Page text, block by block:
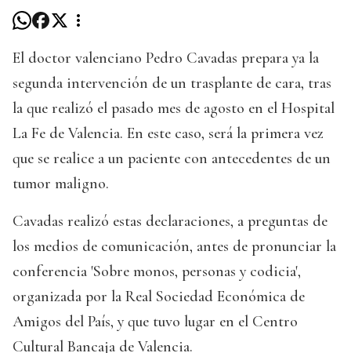
El doctor valenciano Pedro Cavadas prepara ya la
segunda intervención de un trasplante de cara, tras
la que realizó el pasado mes de agosto en el Hospital
La Fe de Valencia. En este caso, será la primera vez
que se realice a un paciente con antecedentes de un
tumor maligno.
Cavadas realizó estas declaraciones, a preguntas de
los medios de comunicación, antes de pronunciar la
conferencia 'Sobre monos, personas y codicia',
organizada por la Real Sociedad Económica de
Amigos del País, y que tuvo lugar en el Centro
Cultural Bancaja de Valencia.